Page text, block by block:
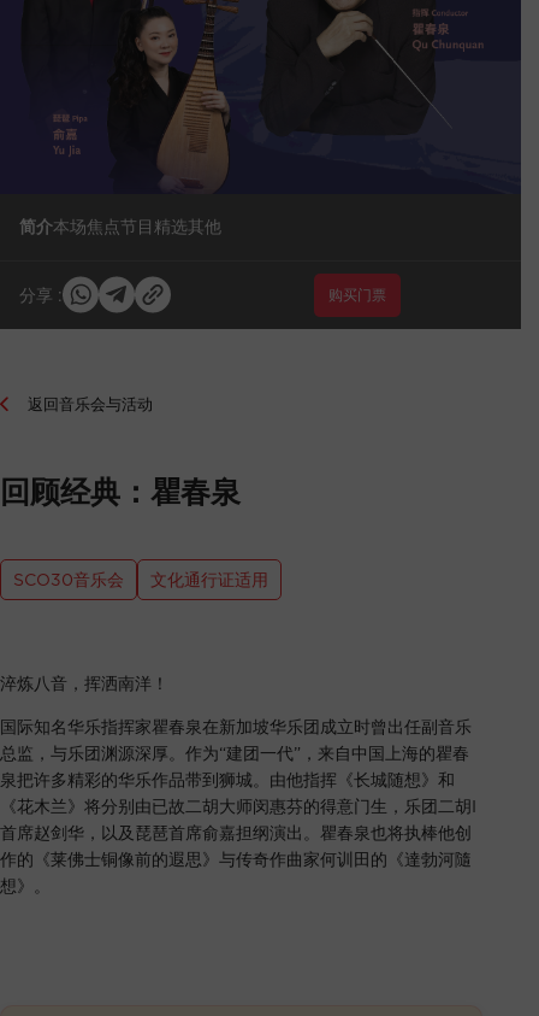
简介本场焦点节目精选其他
分享 : 购买门票
返回音乐会与活动
回顾经典：瞿春泉
SCO30音乐会 文化通行证适用
淬炼八音，挥洒南洋！
国际知名华乐指挥家瞿春泉在新加坡华乐团成立时曾出任副音乐
总监，与乐团渊源深厚。作为“建团一代”，来自中国上海的瞿春
泉把许多精彩的华乐作品带到狮城。由他指挥《长城随想》和
《花木兰》将分别由已故二胡大师闵惠芬的得意门生，乐团二胡I
首席赵剑华，以及琵琶首席俞嘉担纲演出。瞿春泉也将执棒他创
作的《莱佛士铜像前的遐思》与传奇作曲家何训田的《達勃河隨
想》。